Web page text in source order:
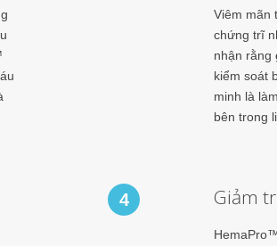
Viêm mãn
chứng trĩ
nhận rằng
kiểm soát
minh là
bên trong
4 Giảm